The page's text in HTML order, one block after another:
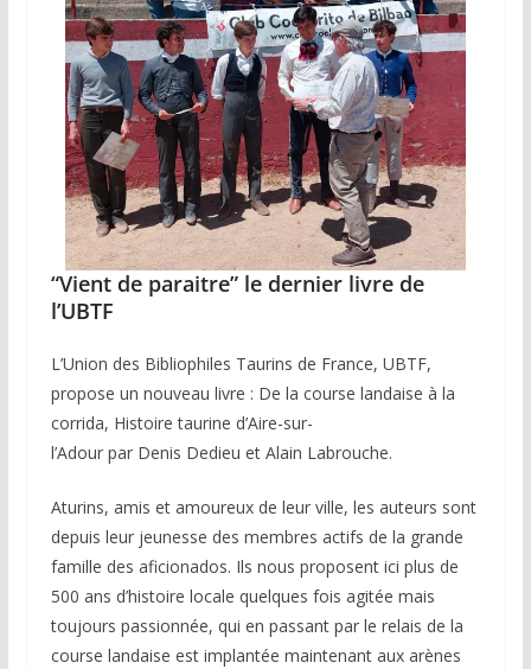
“Vient de paraitre” le dernier livre de
l’UBTF
L’Union des Bibliophiles Taurins de France, UBTF,
propose un nouveau livre : De la course landaise à la
corrida, Histoire taurine d’Aire-sur-
l’Adour par Denis Dedieu et Alain Labrouche.
Aturins, amis et amoureux de leur ville, les auteurs sont
depuis leur jeunesse des membres actifs de la grande
famille des aficionados. Ils nous proposent ici plus de
500 ans d’histoire locale quelques fois agitée mais
toujours passionnée, qui en passant par le relais de la
course landaise est implantée maintenant aux arènes